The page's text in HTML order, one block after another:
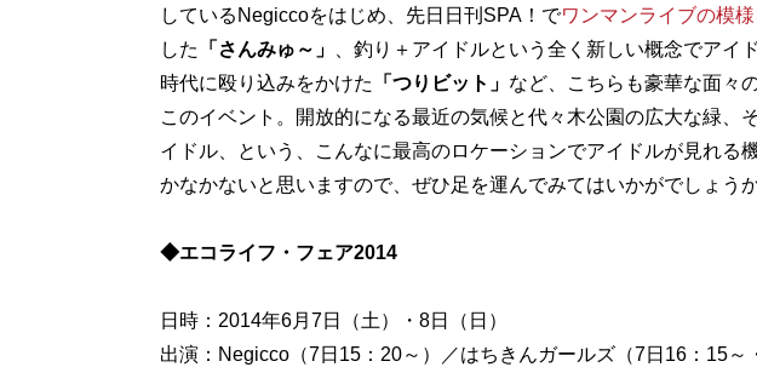
しているNegiccoをはじめ、先日日刊SPA！でワンマンライブの模様
した 「さんみゅ～」
、釣り＋アイドルという全く新しい概念でアイ
時代に殴り込みをかけた 「つりビット」 など、こちらも豪華な面々
このイベント。開放的になる最近の気候と代々木公園の広大な緑、
イドル、という、こんなに最高のロケーションでアイドルが見れる
かなかないと思いますので、ぜひ足を運んでみてはいかがでしょうか
◆エコライフ・フェア2014
日時：2014年6月7日（土）・8日（日）
出演：Negicco（7日15：20～）／はちきんガールズ（7日16：15～